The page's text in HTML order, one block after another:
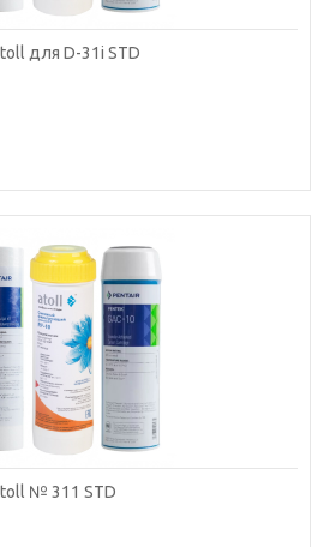
для D-31i STD
№ 311 STD